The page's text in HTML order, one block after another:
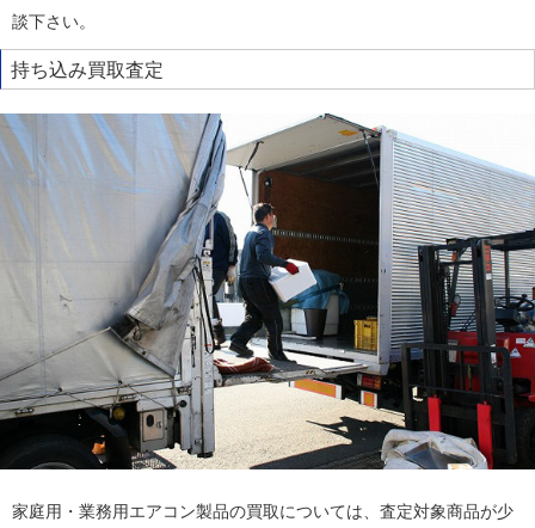
談下さい。
持ち込み買取査定
家庭用・業務用エアコン製品の買取については、査定対象商品が少